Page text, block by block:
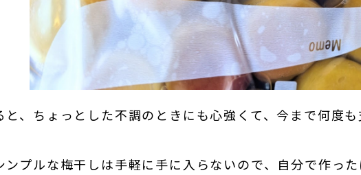
と、ちょっとした不調のときにも心強くて、今まで何度
ンプルな梅干しは手軽に手に入らないので、自分で作っ